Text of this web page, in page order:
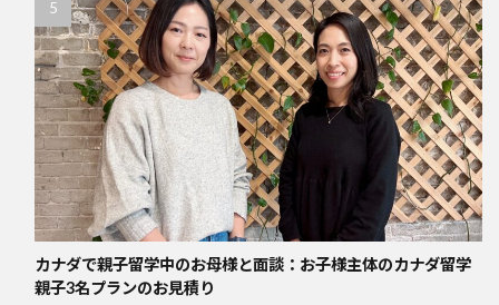
カナダで親子留学中のお母様と面談：お子様主体のカナダ留学
親子3名プランのお見積り